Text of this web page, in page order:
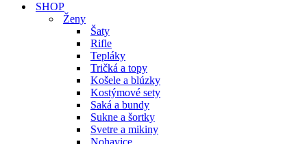
SHOP
Ženy
Šaty
Rifle
Tepláky
Tričká a topy
Košele a blúzky
Kostýmové sety
Saká a bundy
Sukne a šortky
Svetre a mikiny
Nohavice